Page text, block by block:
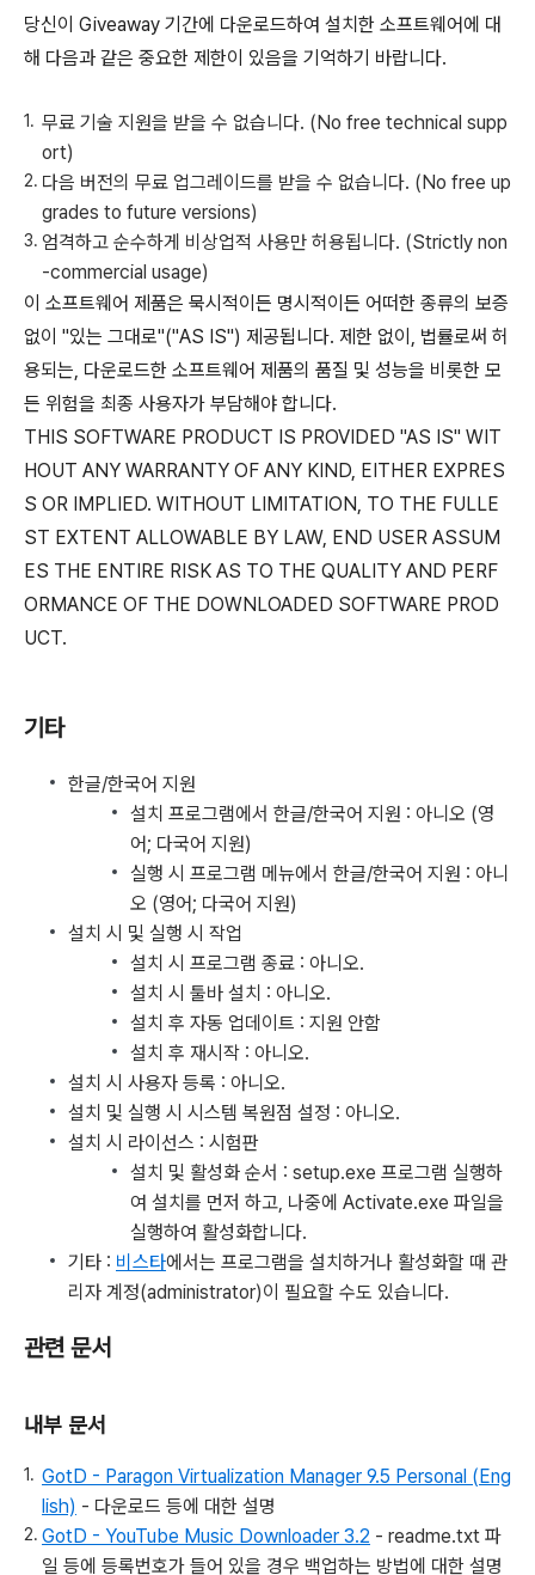
당신이 Giveaway 기간에 다운로드하여 설치한 소프트웨어에 대
해 다음과 같은 중요한 제한이 있음을 기억하기 바랍니다.
무료 기술 지원을 받을 수 없습니다. (No free technical supp
ort)
다음 버전의 무료 업그레이드를 받을 수 없습니다. (No free up
grades to future versions)
엄격하고 순수하게 비상업적 사용만 허용됩니다. (Strictly non
-commercial usage)
이 소프트웨어 제품은 묵시적이든 명시적이든 어떠한 종류의 보증
없이 "있는 그대로"("AS IS") 제공됩니다. 제한 없이, 법률로써 허
용되는, 다운로드한 소프트웨어 제품의 품질 및 성능을 비롯한 모
든 위험을 최종 사용자가 부담해야 합니다.
THIS SOFTWARE PRODUCT IS PROVIDED "AS IS" WIT
HOUT ANY WARRANTY OF ANY KIND, EITHER EXPRES
S OR IMPLIED. WITHOUT LIMITATION, TO THE FULLE
ST EXTENT ALLOWABLE BY LAW, END USER ASSUM
ES THE ENTIRE RISK AS TO THE QUALITY AND PERF
ORMANCE OF THE DOWNLOADED SOFTWARE PROD
UCT.
기타
한글/한국어 지원
설치 프로그램에서 한글/한국어 지원 : 아니오 (영
어; 다국어 지원)
실행 시 프로그램 메뉴에서 한글/한국어 지원 : 아니
오 (영어; 다국어 지원)
설치 시 및 실행 시 작업
설치 시 프로그램 종료 : 아니오.
설치 시 툴바 설치 : 아니오.
설치 후 자동 업데이트 : 지원 안함
설치 후 재시작 : 아니오.
설치 시 사용자 등록 : 아니오.
설치 및 실행 시 시스템 복원점 설정 : 아니오.
설치 시 라이선스 : 시험판
설치 및 활성화 순서 : setup.exe 프로그램 실행하
여 설치를 먼저 하고, 나중에 Activate.exe 파일을
실행하여 활성화합니다.
기타 : 비스타에서는 프로그램을 설치하거나 활성화할 때 관
리자 계정(administrator)이 필요할 수도 있습니다.
관련 문서
내부 문서
GotD - Paragon Virtualization Manager 9.5 Personal (Eng
lish) - 다운로드 등에 대한 설명
GotD - YouTube Music Downloader 3.2 - readme.txt 파
일 등에 등록번호가 들어 있을 경우 백업하는 방법에 대한 설명